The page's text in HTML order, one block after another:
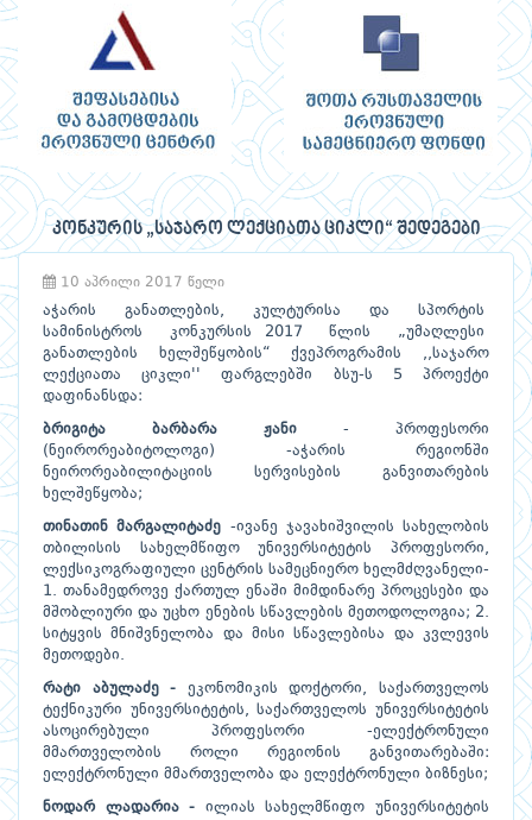
კონკურის „საჯარო ლექციათა ციკლი“ შედეგები
10 აპრილი 2017 წელი
აჭარის განათლების, კულტურისა და სპორტის
სამინისტროს კონკურსის 2017 წლის „უმაღლესი
განათლების ხელშეწყობის“ ქვეპროგრამის ,,საჯარო
ლექციათა ციკლი'' ფარგლებში ბსუ-ს 5 პროექტი
დაფინანსდა:
ბრიგიტა ბარბარა ჟანი - პროფესორი
(ნეირორეაბიტოლოგი) -აჭარის რეგიონში
ნეირორეაბილიტაციის სერვისების განვითარების
ხელშეწყობა;
თინათინ მარგალიტაძე -ივანე ჯავახიშვილის სახელობის
თბილისის სახელმწიფო უნივერსიტეტის პროფესორი,
ლექსიკოგრაფიული ცენტრის სამეცნიერო ხელმძღვანელი-
1. თანამედროვე ქართულ ენაში მიმდინარე პროცესები და
მშობლიური და უცხო ენების სწავლების მეთოდოლოგია; 2.
სიტყვის მნიშვნელობა და მისი სწავლებისა და კვლევის
მეთოდები.
რატი აბულაძე - ეკონომიკის დოქტორი, საქართველოს
ტექნიკური უნივერსიტეტის, საქართველოს უნივერსიტეტის
ასოცირებული პროფესორი -ელექტრონული
მმართველობის როლი რეგიონის განვითარებაში:
ელექტრონული მმართველობა და ელექტრონული ბიზნესი;
ნოდარ ლადარია - ილიას სახელმწიფო უნივერსიტეტის